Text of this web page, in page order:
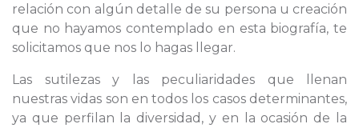
relación con algún detalle de su persona u creación
que no hayamos contemplado en esta biografía, te
solicitamos que nos lo hagas llegar.
Las sutilezas y las peculiaridades que llenan
nuestras vidas son en todos los casos determinantes,
ya que perfilan la diversidad, y en la ocasión de la